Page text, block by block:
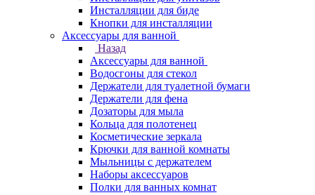
Инсталляции для биде
Кнопки для инсталляции
Аксессуары для ванной
Назад
Аксессуары для ванной
Водосгоны для стекол
Держатели для туалетной бумаги
Держатели для фена
Дозаторы для мыла
Кольца для полотенец
Косметические зеркала
Крючки для ванной комнаты
Мыльницы с держателем
Наборы аксессуаров
Полки для ванных комнат